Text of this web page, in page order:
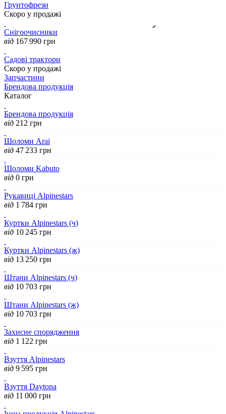
Грунтофрези
Скоро у продажі
Снігоочисники
від 167 990 грн
Садові трактори
Скоро у продажі
Запчастини
Брендова продукція
Каталог
Брендова продукція
від 212 грн
Шоломи Arai
від 47 233 грн
Шоломи Kabuto
від 0 грн
Рукавиці Alpinestars
від 1 784 грн
Куртки Alpinestars (ч)
від 10 245 грн
Куртки Alpinestars (ж)
від 13 250 грн
Штани Alpinestars (ч)
від 10 703 грн
Штани Alpinestars (ж)
від 10 703 грн
Захисне спорядження
від 1 122 грн
Взуття Alpinestars
від 9 595 грн
Взуття Daytona
від 11 000 грн